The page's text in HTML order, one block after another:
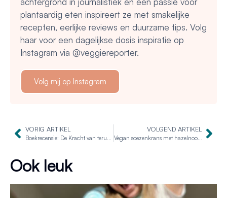
plantaardig eten inspireert ze met smakelijke
recepten, eerlijke reviews en duurzame tips. Volg
haar voor een dagelijkse dosis inspiratie op
Instagram via @veggiereporter.
Volg mij op Instagram
VORIG ARTIKEL
Boekrecensie: De Kracht van teruggeven van Maartje Bregman
VOLGEND ARTIKEL
Vegan soezenkrans met hazelnootpraliné en frambozen
Ook leuk